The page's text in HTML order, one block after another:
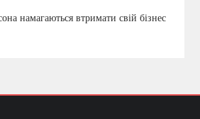
намагаються втримати свій бізнес